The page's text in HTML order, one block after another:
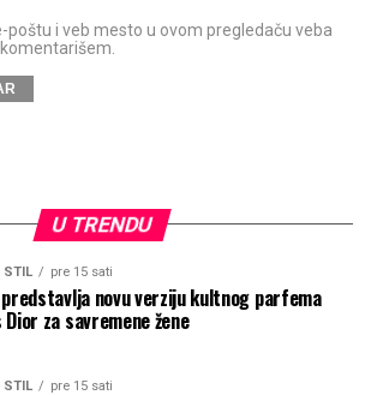
poštu i veb mesto u ovom pregledaču veba
U TRENDU
STIL pre 15 sati
novu verziju kultnog parfema
Dior za savremene žene
STIL pre 15 sati